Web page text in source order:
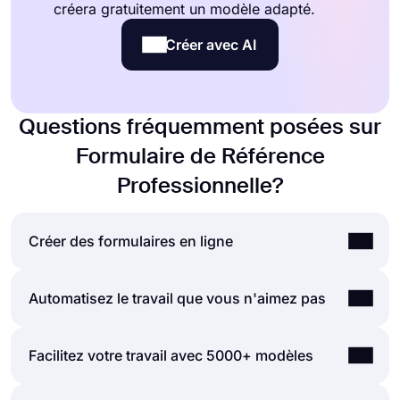
créera gratuitement un modèle adapté.
Créer avec AI
Questions fréquemment posées sur
Formulaire de Référence
Professionnelle?
Créer des formulaires en ligne
En utilisant l'interface utilisateur de création de
et des examens en ligne avec moins d'efforts
Automatisez le travail que vous n'aimez pas
Les automatisations entre les outils que vous
Facilitez votre travail avec 5000+ modèles